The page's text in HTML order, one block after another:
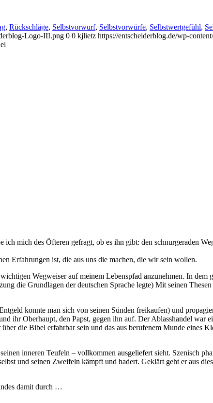
, Rückschläge, Selbstvorwurf, Selbstvorwürfe, Selbstwertgefühl,
Logo-III.png 0 0 kjlietz https://entscheiderblog.de/wp-
mich des Öfteren gefragt, ob es ihn gibt: den schnurgeraden
Erfahrungen ist, die aus uns die machen, die wir sein wollen.
Wegweiser auf meinem Lebenspfad anzunehmen. In
die Grundlagen der deutschen Sprache legte) Mit seinen
konnte man sich von seinen Sünden freikaufen) und
ihr Oberhaupt, den Papst, gegen ihn auf. Der Ablasshandel war
die Bibel erfahrbar sein und das aus berufenem Munde eines
inneren Teufeln – vollkommen ausgeliefert sieht. Szenisch
und seinen Zweifeln kämpft und hadert. Geklärt geht er aus
damit durch …